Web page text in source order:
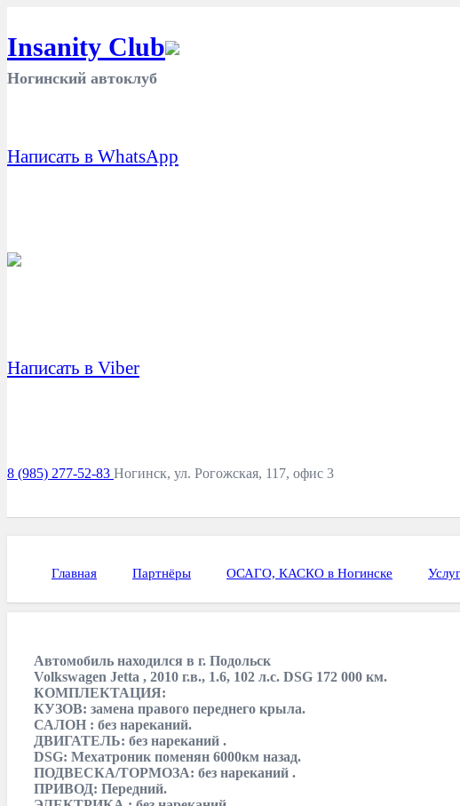
Insanity Club
Ногинский автоклуб
Написать в WhatsApp
Написать в Viber
8 (985) 277-52-83 Ногинск, ул. Рогожская, 117, офис 3
Главная Партнёры ОСАГО, КАСКО в Ногинске
Автомобиль находился в г. Подольск
Volkswagen Jetta , 2010 г.в., 1.6, 102 л.с. DSG 172 000 км.
КОМПЛЕКТАЦИЯ:
КУЗОВ: замена правого переднего крыла.
САЛОН : без нареканий.
ДВИГАТЕЛЬ: без нареканий .
DSG: Мехатроник поменян 6000км назад.
ПОДВЕСКА/ТОРМОЗА: без нареканий .
ПРИВОД: Передний.